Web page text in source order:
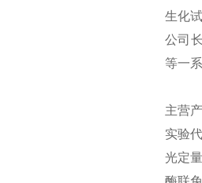
生化
公司
等一
主营
实验
光定